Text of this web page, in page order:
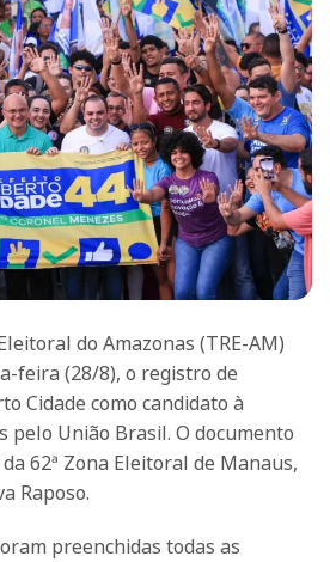
do Amazonas (TRE-AM)
feira (28/8), o registro de
Cidade como candidato à
pelo União Brasil. O documento
62ª Zona Eleitoral de Manaus,
Raposo.
preenchidas todas as